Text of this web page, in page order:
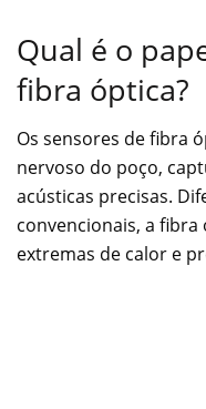
Qual é o
fibra óptica?
Os sensores de fibra
nervoso do poço,
acústicas precisas.
convencionais, a
extremas de calor e